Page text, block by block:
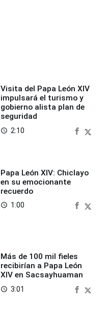
Visita del Papa León XIV
impulsará el turismo y
gobierno alista plan de
seguridad
access_time 2:10
Papa León XIV: Chiclayo
en su emocionante
recuerdo
access_time 1:00
Más de 100 mil fieles
recibirían a Papa León
XIV en Sacsayhuaman
access_time 3:01